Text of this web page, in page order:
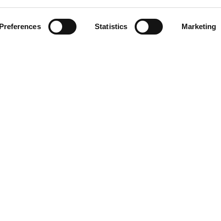
Preferences Statistics Marketing